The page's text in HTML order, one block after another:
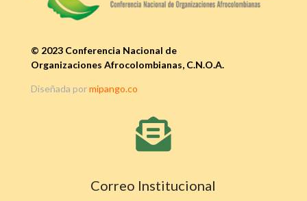
© 2023 Conferencia Nacional de
Organizaciones Afrocolombianas, C.N.O.A.
Diseñada pormipango.co

Correo Institucional